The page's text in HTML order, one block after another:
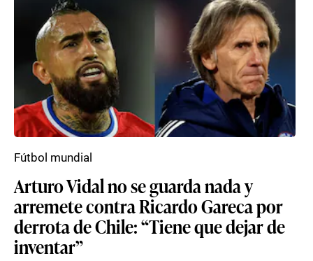
Arturo Vidal no se guarda nada y
arremete contra Ricardo Gareca por
derrota de Chile: “Tiene que dejar de
inventar”
Fútbol mundial